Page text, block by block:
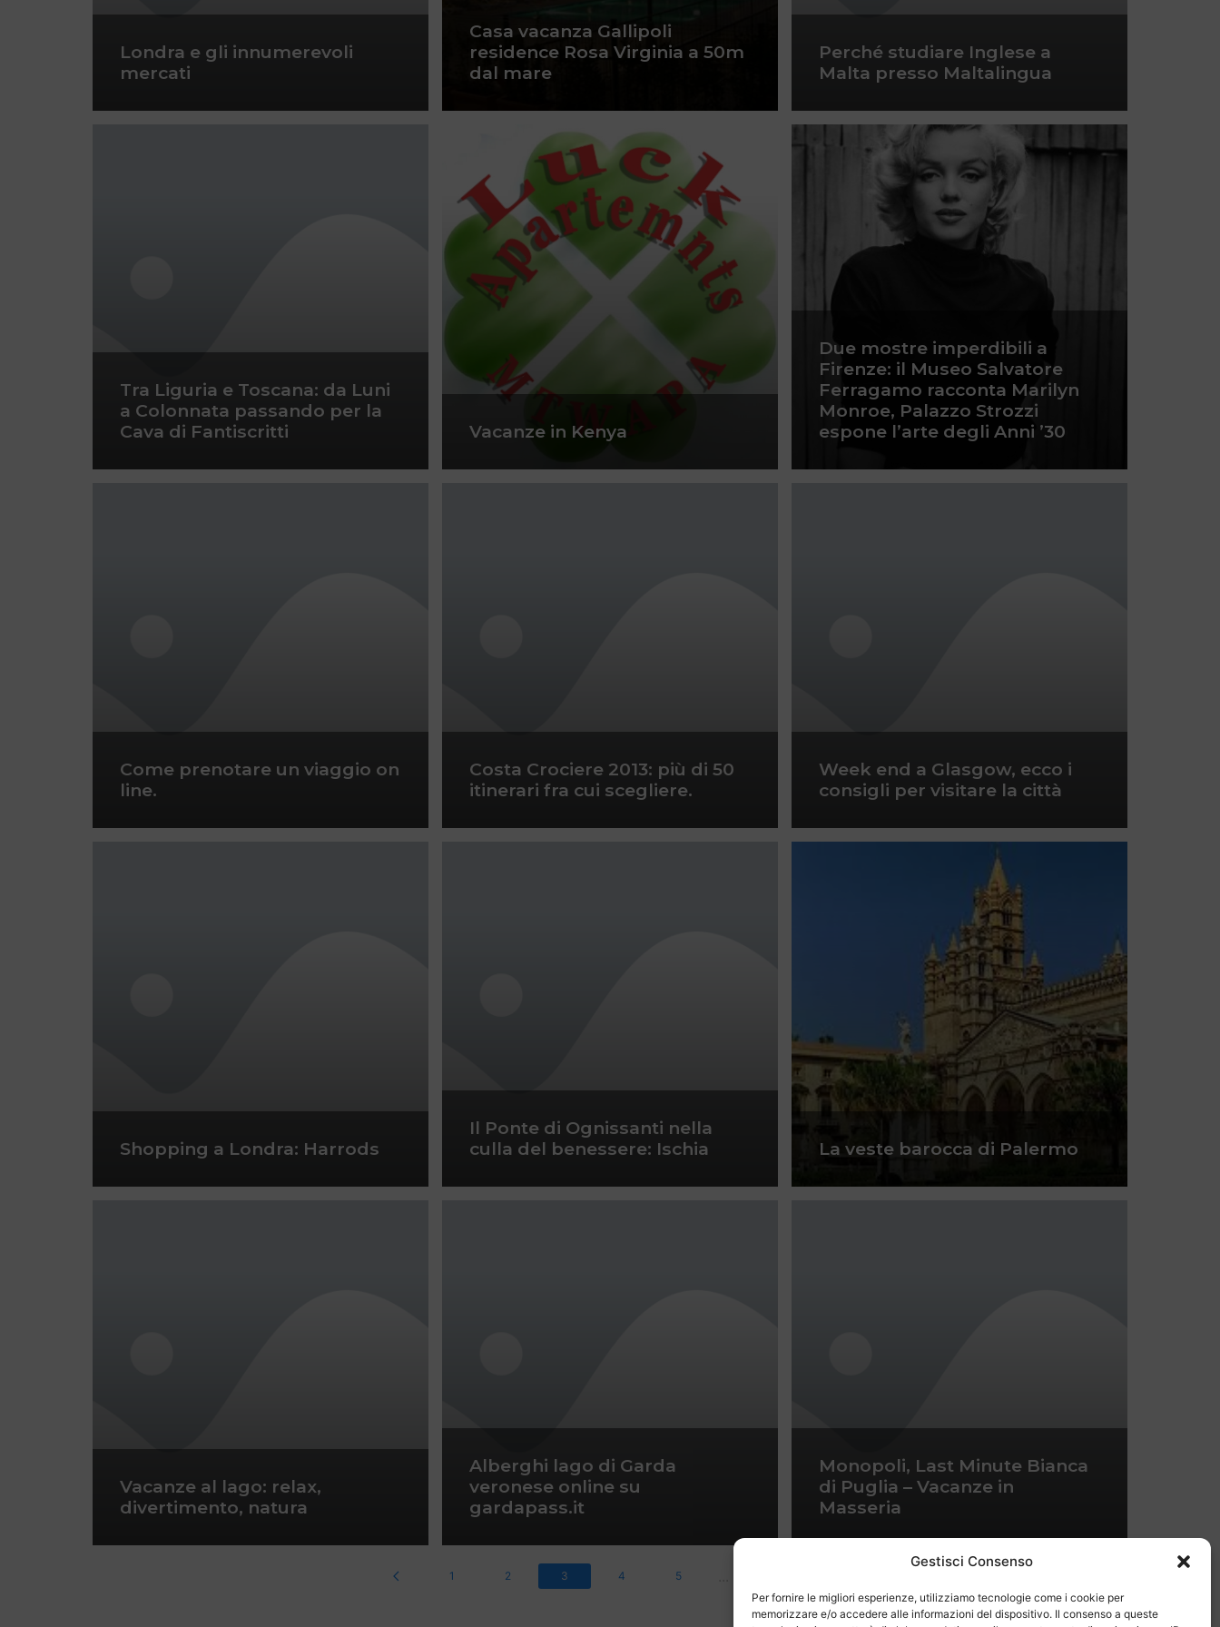
Gestisci Consenso
Per fornire le migliori esperienze, utilizziamo tecnologie come i cookie per
memorizzare e/o accedere alle informazioni del dispositivo. Il consenso a queste
Londra e gli innumerevoli
mercati
Casa vacanza Gallipoli
residence Rosa Virginia a 50m
dal mare
Perché studiare Inglese a
Malta presso Maltalingua
Tra Liguria e Toscana: da Luni
a Colonnata passando per la
Cava di Fantiscritti
Vacanze in Kenya
Due mostre imperdibili a
Firenze: il Museo Salvatore
Ferragamo racconta Marilyn
Monroe, Palazzo Strozzi
espone l’arte degli Anni ’30
Come prenotare un viaggio on
line.
Costa Crociere 2013: più di 50
itinerari fra cui scegliere.
Week end a Glasgow, ecco i
consigli per visitare la città
Shopping a Londra: Harrods
Il Ponte di Ognissanti nella
culla del benessere: Ischia
La veste barocca di Palermo
Vacanze al lago: relax,
divertimento, natura
Alberghi lago di Garda
veronese online su
gardapass.it
Monopoli, Last Minute Bianca
di Puglia – Vacanze in
Masseria
1 2 3 4 5